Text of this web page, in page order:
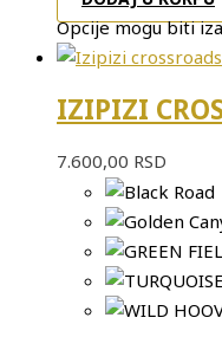
Opcije mogu biti
IZIPIZI
7.600,00 RSD